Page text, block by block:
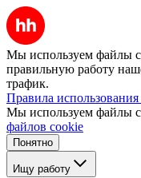
Мы используем файлы
правильную работу
трафик.
Правила
Мы используем файлы
файлов cookie
Понятно
Ищу работу